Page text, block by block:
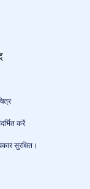
करें
सुरक्षित।